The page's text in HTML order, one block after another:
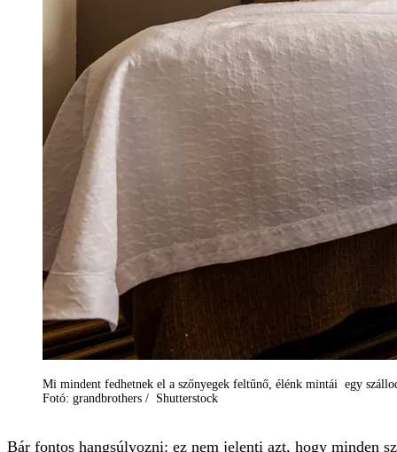
Mi mindent fedhetnek el a szőnyegek feltűnő, élénk mintái egy
Fotó: grandbrothers / Shutterstock
Bár fontos hangsúlyozni: ez nem jelenti azt, hogy minden